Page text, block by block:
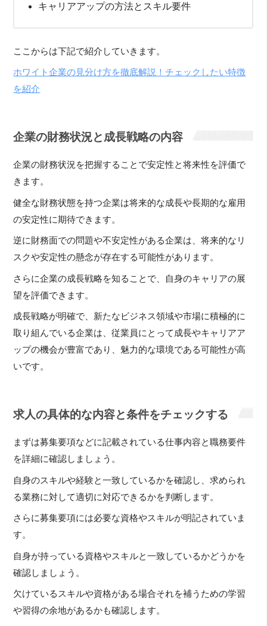
キャリアアップの方法とスキル要件
ここからは下記で紹介していきます。
ホワイト企業の見分け方を徹底解説！チェックしたい特徴
を紹介
企業の財務状況と成長戦略の内容
企業の財務状況を把握することで安定性と将来性を評価で
きます。
健全な財務状態を持つ企業は将来的な成長や長期的な雇用
の安定性に期待できます。
逆に財務面での問題や不安定性がある企業は、将来的なリ
スクや安定性の懸念が存在する可能性があります。
さらに企業の成長戦略を知ることで、自身のキャリアの展
望を評価できます。
成長戦略が明確で、新たなビジネス領域や市場に積極的に
取り組んでいる企業は、従業員にとって成長やキャリアア
ップの機会が豊富であり、魅力的な環境である可能性が高
いです。
求人の具体的な内容と条件をチェックする
まずは募集要項などに記載されている仕事内容と職務要件
を詳細に確認しましょう。
自身のスキルや経験と一致しているかを確認し、求められ
る業務に対して適切に対応できるかを判断します。
さらに募集要項には必要な資格やスキルが明記されていま
す。
自身が持っている資格やスキルと一致しているかどうかを
確認しましょう。
欠けているスキルや資格がある場合それを補うための学習
や習得の余地があるかも確認します。